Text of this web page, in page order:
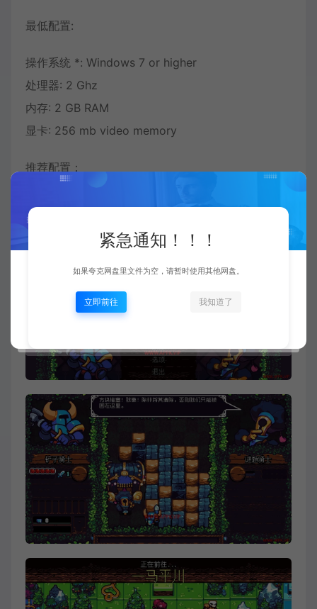
最低配置:
操作系统 *: Windows 7 or higher
处理器: 2 Ghz
内存: 2 GB RAM
显卡: 256 mb video memory
推荐配置：
需要64位处理器和操作系统
紧急通知！！！
如果夸克网盘里文件为空，请暂时使用其他网盘。
立即前往 我知道了